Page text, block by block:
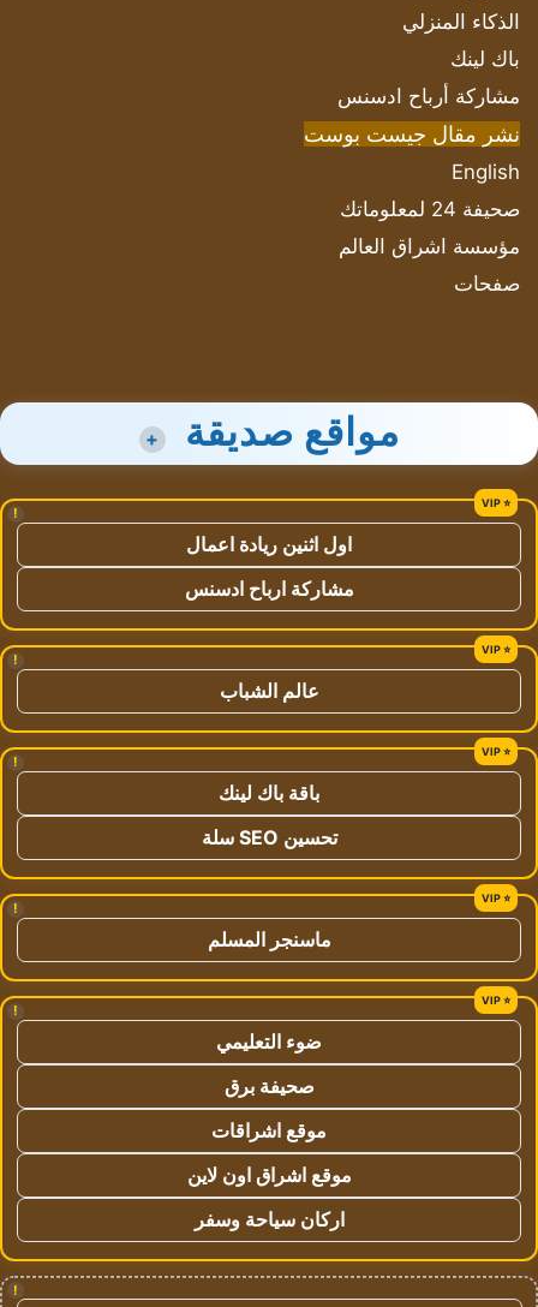
الذكاء المنزلي
باك لينك
مشاركة أرباح ادسنس
نشر مقال جيست بوست
English
صحيفة 24 لمعلوماتك
مؤسسة اشراق العالم
صفحات
مواقع صديقة +
!
اول اثنين ريادة اعمال
مشاركة ارباح ادسنس
!
عالم الشباب
!
باقة باك لينك
تحسين SEO سلة
!
ماسنجر المسلم
!
ضوء التعليمي
صحيفة برق
موقع اشراقات
موقع اشراق اون لاين
اركان سياحة وسفر
!